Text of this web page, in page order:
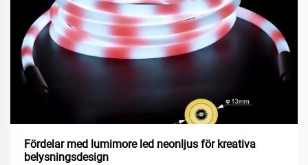
Fördelar med lumimore led neonljus för kreativa
belysningsdesign